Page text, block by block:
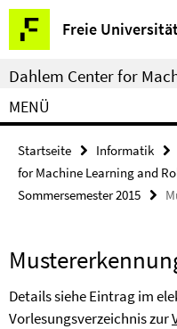
Springe
direkt
zu
Inhalt
Freie
Service-
Navigation
Dahlem Center for
MENÜ
Startseite Informatik
for Machine Learning and
Sommersemester 2015
Details siehe Eintrag im
Vorlesungsverzeichnis zur